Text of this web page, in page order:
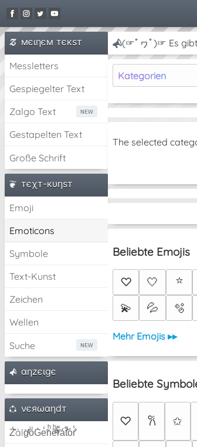
мєιηєм тєкѕт
Messletters
Gespiegelter Text
Zalgo Text
Gestapelten Text
Große Schrift
тєχт-кυηѕт
Emoji
Emoticons
Symbole
Text-Kunst
Zeichen
Wellen
Suche
αηzєιgє
νєяωαηdт
Z̾̽ảlg̀͐ͭ̽oͧG̀e̒̃nͪȅͪͫ̏̐r͌̑á͑t͌̑͛o̊r̓̐
(☞ﾟヮﾟ)☞ Es gibt
Kategorien
The selected
Beliebte Emojis
♡ 🤍 ⭐
💫
💦 🫧
Mehr Emojis ▸▸
Beliebte
♡ 𐙚 ✩